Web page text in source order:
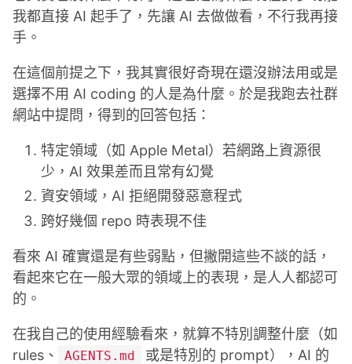
我都直接 AI 起手了，先讓 AI 去做做看，不行我再接
手。
在這個前提之下，我其實很好奇現在還沒辦法用或是
選擇不用 AI coding 的人是為什麼。於是我跑去社群
網站中提問，得到的回答包括：
特定領域（如 Apple Metal）若網路上資源很
少，AI 效果差而且常有幻覺
資安領域，AI 拒絕開發惡意程式
跨好幾個 repo 時表現不佳
看來 AI 確實還是有些弱點，但撇開這些不談的話，
看起來它在一般大眾的領域上的表現，是人人都認可
的。
在我自己的使用經驗看來，就算不特別調整什麼（如
rules、
AGENTS.md
或是特別的 prompt），AI 的